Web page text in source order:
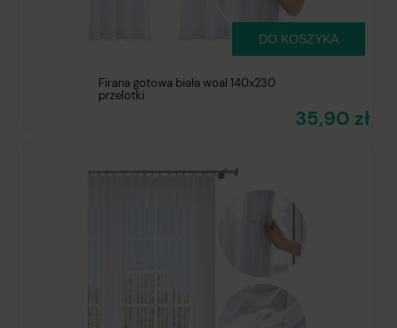
Firana gotowa biała woal 140x230
przelotki
35,90 zł
DO KOSZYKA